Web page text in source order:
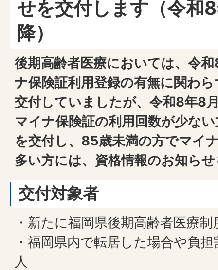
せを交付します（令和
降）
後期高齢者医療においては、令
ナ保険証利用登録の有無に関わ
交付していましたが、令和8年8
マイナ保険証の利用回数が少な
を交付し、85歳未満の方でマイ
多い方には、資格情報のお知ら
交付対象者
・新たに福岡県後期高齢者医療
・福岡県内で転居した場合や負
人